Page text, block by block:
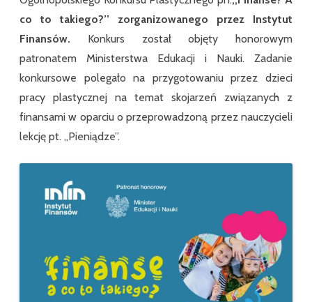
co to takiego?’’ zorganizowanego przez Instytut
Finansów. Konkurs został objęty honorowym
patronatem Ministerstwa Edukacji i Nauki. Zadanie
konkursowe polegało na przygotowaniu przez dzieci
pracy plastycznej na temat skojarzeń związanych z
finansami w oparciu o przeprowadzoną przez nauczycieli
lekcję pt. ,,Pieniądze”.